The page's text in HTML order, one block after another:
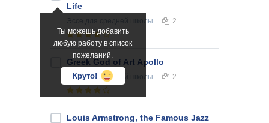
Ты можешь добавить
любую работу в список
пожеланий.
Круто!
Life
для средней школы 2
Greek God of Art Apollo
Эсседля средней школы 2
Louis Armstrong, the Famous Jazz